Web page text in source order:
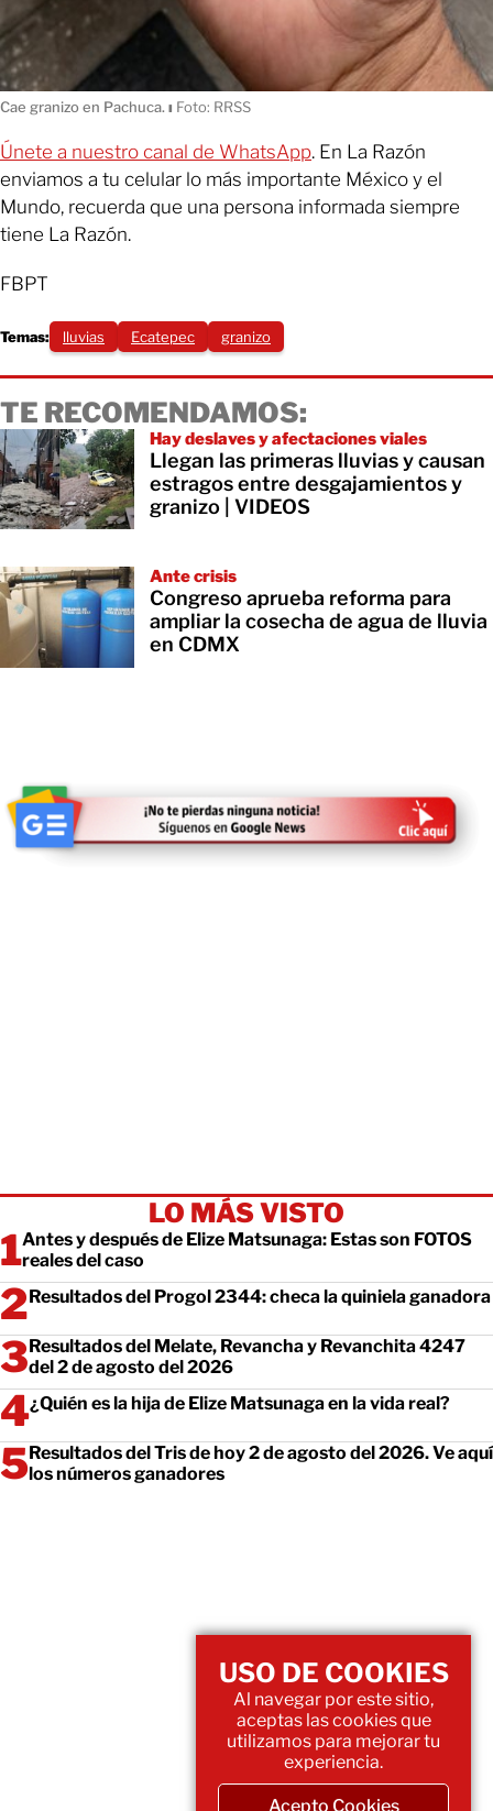
Cae granizo en Pachuca. ı Foto: RRSS
Únete a nuestro canal de WhatsApp. En La Razón
enviamos a tu celular lo más importante México y el
Mundo, recuerda que una persona informada siempre
tiene La Razón.
FBPT
Temas: lluvias Ecatepec granizo
TE RECOMENDAMOS:
Hay deslaves y afectaciones viales
Llegan las primeras lluvias y causan
estragos entre desgajamientos y
granizo | VIDEOS
Ante crisis
Congreso aprueba reforma para
ampliar la cosecha de agua de lluvia
en CDMX
LO MÁS VISTO
Antes y después de Elize Matsunaga: Estas son FOTOS
reales del caso
Resultados del Progol 2344: checa la quiniela ganadora
Resultados del Melate, Revancha y Revanchita 4247
del 2 de agosto del 2026
¿Quién es la hija de Elize Matsunaga en la vida real?
Resultados del Tris de hoy 2 de agosto del 2026. Ve aquí
los números ganadores
USO DE COOKIES
Al navegar por este sitio,
aceptas las cookies que
utilizamos para mejorar tu
experiencia.
Acepto Cookies